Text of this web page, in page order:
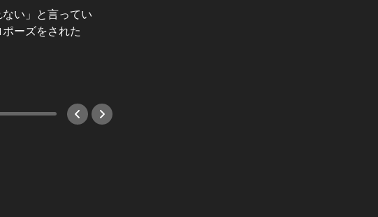
ない」と言ってい
ーズをされた